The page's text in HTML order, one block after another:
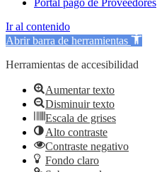
Portal pago de Proveedores
Ir al contenido
Abrir barra de herramientas
Herramientas de accesibilidad
Aumentar texto
Disminuir texto
Escala de grises
Alto contraste
Contraste negativo
Fondo claro